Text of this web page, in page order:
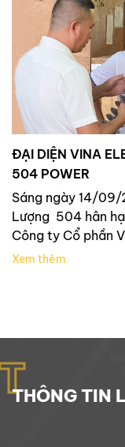
ĐẠI DIỆN VINA
504 POWER
Sáng ngày 14/09/
Lượng 504 hân
Công ty Cổ phần
tác là việc. Trong
Xem thêm
THÔNG TIN